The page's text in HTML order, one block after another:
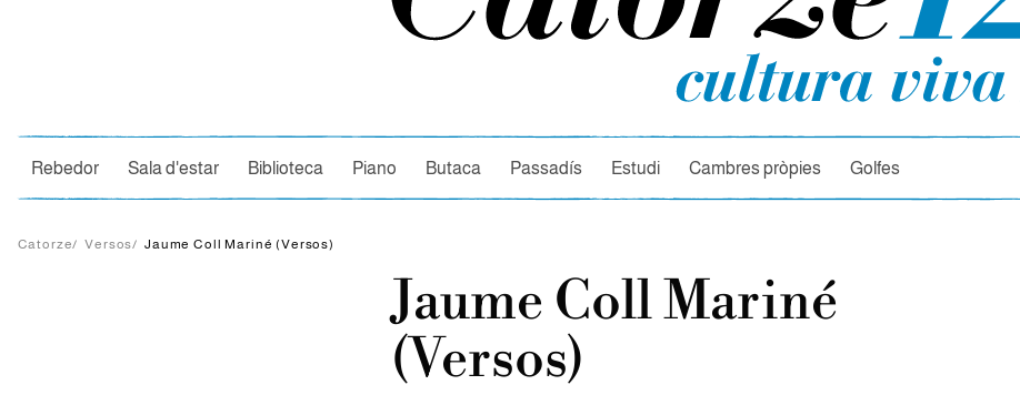
Cercador
Rebedor Sala d'estar Biblioteca Piano Butaca Passadís Estudi Cambres pròpies Golfes
Catorze/ Versos/ Jaume Coll Mariné (Versos)
Jaume Coll Mariné
(Versos)